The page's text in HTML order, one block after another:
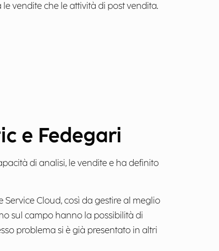
vendite che le attività di post vendita.
e Fedegari
di analisi, le vendite e ha definito
Cloud, così da gestire al meglio
sul campo hanno la possibilità di
problema si è già presentato in altri